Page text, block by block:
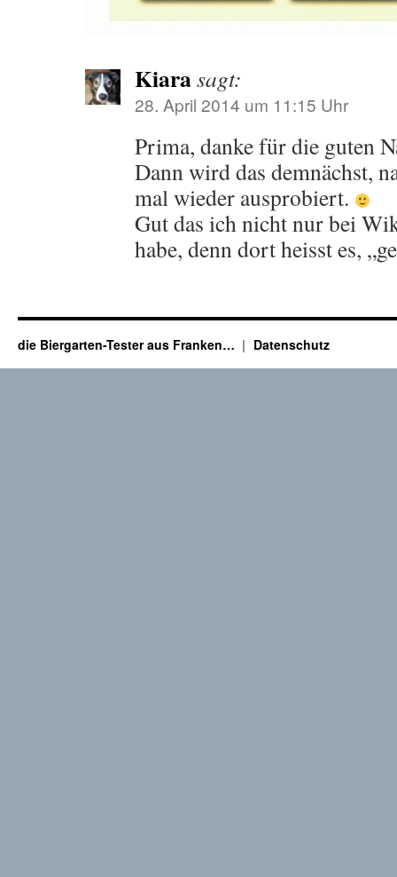
Kiarasagt:
28. April 2014 um 11:15 Uhr
Prima, danke für die guten
Dann wird das demnächst,
mal wieder ausprobiert.
Gut das ich nicht nur bei
habe, denn dort heisst es,
die Biergarten-Tester aus Franken… Datenschutz